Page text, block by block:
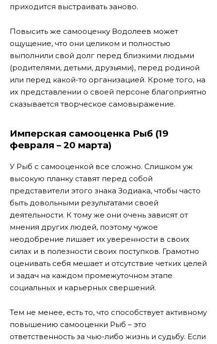
приходится выстраивать заново.
Повысить же самооценку Водолеев может
ощущение, что они целиком и полностью
выполнили свой долг перед близкими людьми
(родителями, детьми, друзьями), перед родиной
или перед какой-то организацией. Кроме того, на
их представлении о своей персоне благоприятно
сказывается творческое самовыражение.
Имперская самооценка Рыб (19
февраля – 20 марта)
У Рыб с самооценкой все сложно. Слишком уж
высокую планку ставят перед собой
представители этого знака Зодиака, чтобы часто
быть довольными результатами своей
деятельности. К тому же они очень зависят от
мнения других людей, поэтому чужое
неодобрение лишает их уверенности в своих
силах и в полезности своих поступков. Грамотно
оценивать себя мешает и отсутствие четких целей
и задач на каждом промежуточном этапе
социальных и карьерных свершений.
Тем не менее, есть то, что способствует активному
повышению самооценки Рыб – это
ответственность за чью-либо жизнь и судьбу. Если